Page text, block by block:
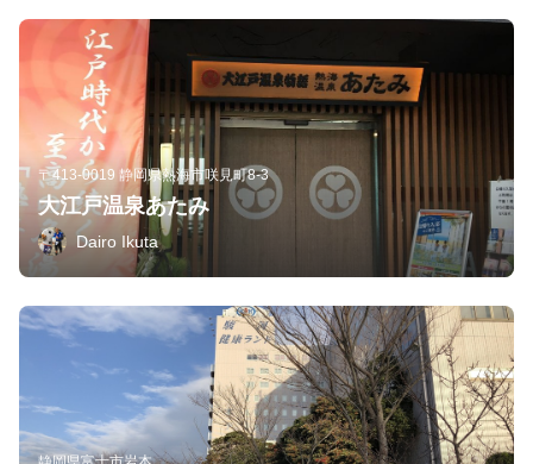
〒413-0019 静岡県熱海市咲見町8-3
大江戸温泉あたみ
Dairo Ikuta